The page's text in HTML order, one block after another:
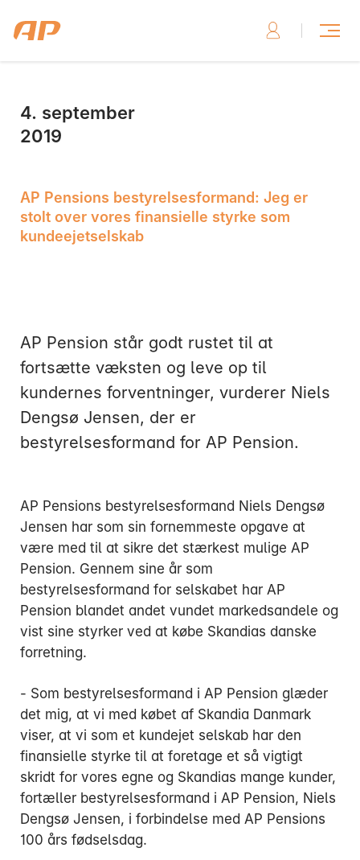
4. september
2019
AP Pensions bestyrelsesformand: Jeg er
stolt over vores finansielle styrke som
kundeejetselskab
AP Pension står godt rustet til at
fortsætte væksten og leve op til
kundernes forventninger, vurderer Niels
Dengsø Jensen, der er
bestyrelsesformand for AP Pension.
AP Pensions bestyrelsesformand Niels Dengsø
Jensen har som sin fornemmeste opgave at
være med til at sikre det stærkest mulige AP
Pension. Gennem sine år som
bestyrelsesformand for selskabet har AP
Pension blandet andet vundet markedsandele og
vist sine styrker ved at købe Skandias danske
forretning.
- Som bestyrelsesformand i AP Pension glæder
det mig, at vi med købet af Skandia Danmark
viser, at vi som et kundejet selskab har den
finansielle styrke til at foretage et så vigtigt
skridt for vores egne og Skandias mange kunder,
fortæller bestyrelsesformand i AP Pension, Niels
Dengsø Jensen, i forbindelse med AP Pensions
100 års fødselsdag.
Skriv til os, hvis du har brug for hjælp
Skriv til os her
Ring til os, hvis du har brug for hjælp
Onsdag:
Torsdag:
Fredag:
3916 5000